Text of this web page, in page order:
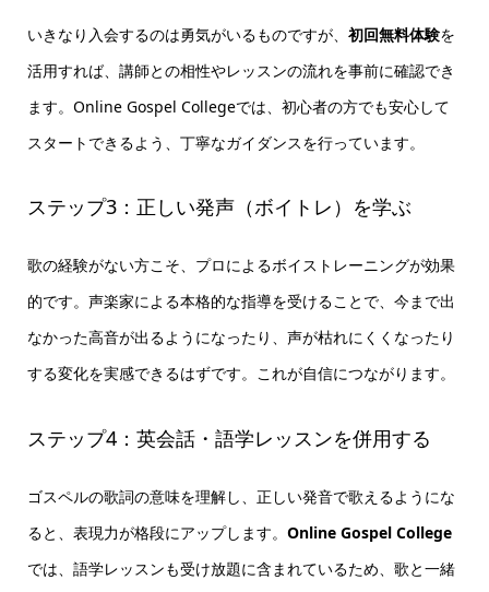
いきなり入会するのは勇気がいるものですが、 初回無料体験を
活用すれば、講師との相性やレッスンの流れを事前に確認でき
ます。Online Gospel Collegeでは、初心者の方でも安心して
スタートできるよう、丁寧なガイダンスを行っています。
ステップ3：正しい発声（ボイトレ）を学ぶ
歌の経験がない方こそ、プロによるボイストレーニングが効果
的です。声楽家による本格的な指導を受けることで、今まで出
なかった高音が出るようになったり、声が枯れにくくなったり
する変化を実感できるはずです。これが自信につながります。
ステップ4：英会話・語学レッスンを併用する
ゴスペルの歌詞の意味を理解し、正しい発音で歌えるようにな
ると、表現力が格段にアップします。 Online Gospel College
では、語学レッスンも受け放題に含まれているため、歌と一緒